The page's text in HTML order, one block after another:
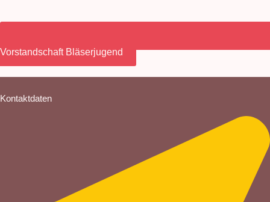
Vorstandschaft Bläserjugend
Kontaktdaten